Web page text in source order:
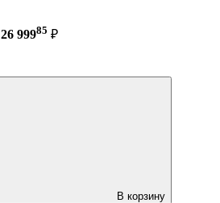
26 99985 ₽
В корзину